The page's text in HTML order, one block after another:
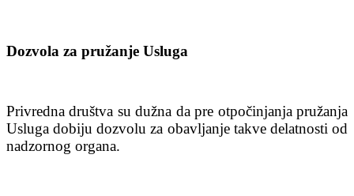
Dozvola za pružanje Usluga
Privredna društva su dužna da pre otpočinjanja pružanja
Usluga dobiju dozvolu za obavljanje takve delatnosti od
nadzornog organa.